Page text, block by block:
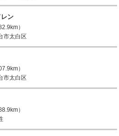
レン
）
市太白区
）
市太白区
）